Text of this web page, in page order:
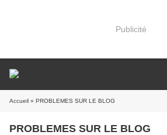
Publicité
Accueil » PROBLEMES SUR LE BLOG
PROBLEMES SUR LE BLOG